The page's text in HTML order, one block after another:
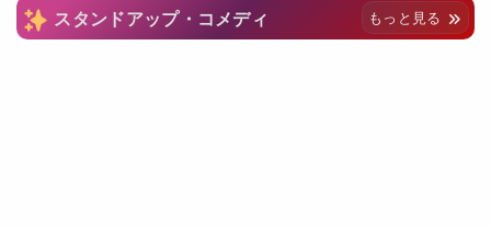
スタンドアップ・コメディ もっと見る